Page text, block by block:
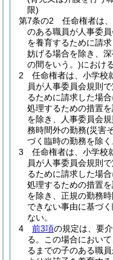
限)
第7条の2
任命権者は
のある職員が人事委
を養育するために請
妨げる場合を除き、深
の間をいう。)におけ
2
任命権者は、小学校
員が人事委員会規則
るために請求した場
処理するための措置
を除き、人事委員会
務時間外の勤務(災害
づく臨時の勤務を除
3
任命権者は、小学校
員が人事委員会規則
るために請求した場
処理するための措置
を除き、正規の勤務
できない事由に基づ
ない。
4
前3項の規定は、要
る。
この場合において
るまでの子のある職